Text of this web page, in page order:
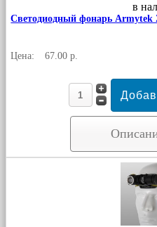
в
Светодиодный фонарь Armytek
Цена: 67.00 р.